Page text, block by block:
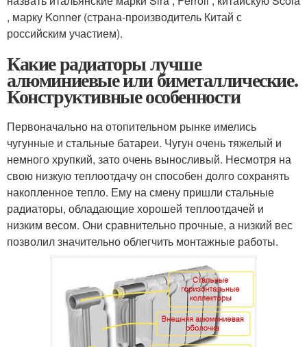
, марку Konner (страна-производитель Китай с
российским участием).
Какие радиаторы лучше
алюминиевые или биметаллические.
Конструктивные особенности
Первоначально на отопительном рынке имелись
чугунные и стальные батареи. Чугун очень тяжелый и
немного хрупкий, зато очень выносливый. Несмотря на
свою низкую теплоотдачу он способен долго сохранять
накопленное тепло. Ему на смену пришли стальные
радиаторы, обладающие хорошей теплоотдачей и
низким весом. Они сравнительно прочные, а низкий вес
позволил значительно облегчить монтажные работы.